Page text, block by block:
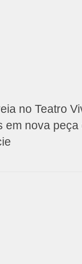
no Teatro
em nova peça